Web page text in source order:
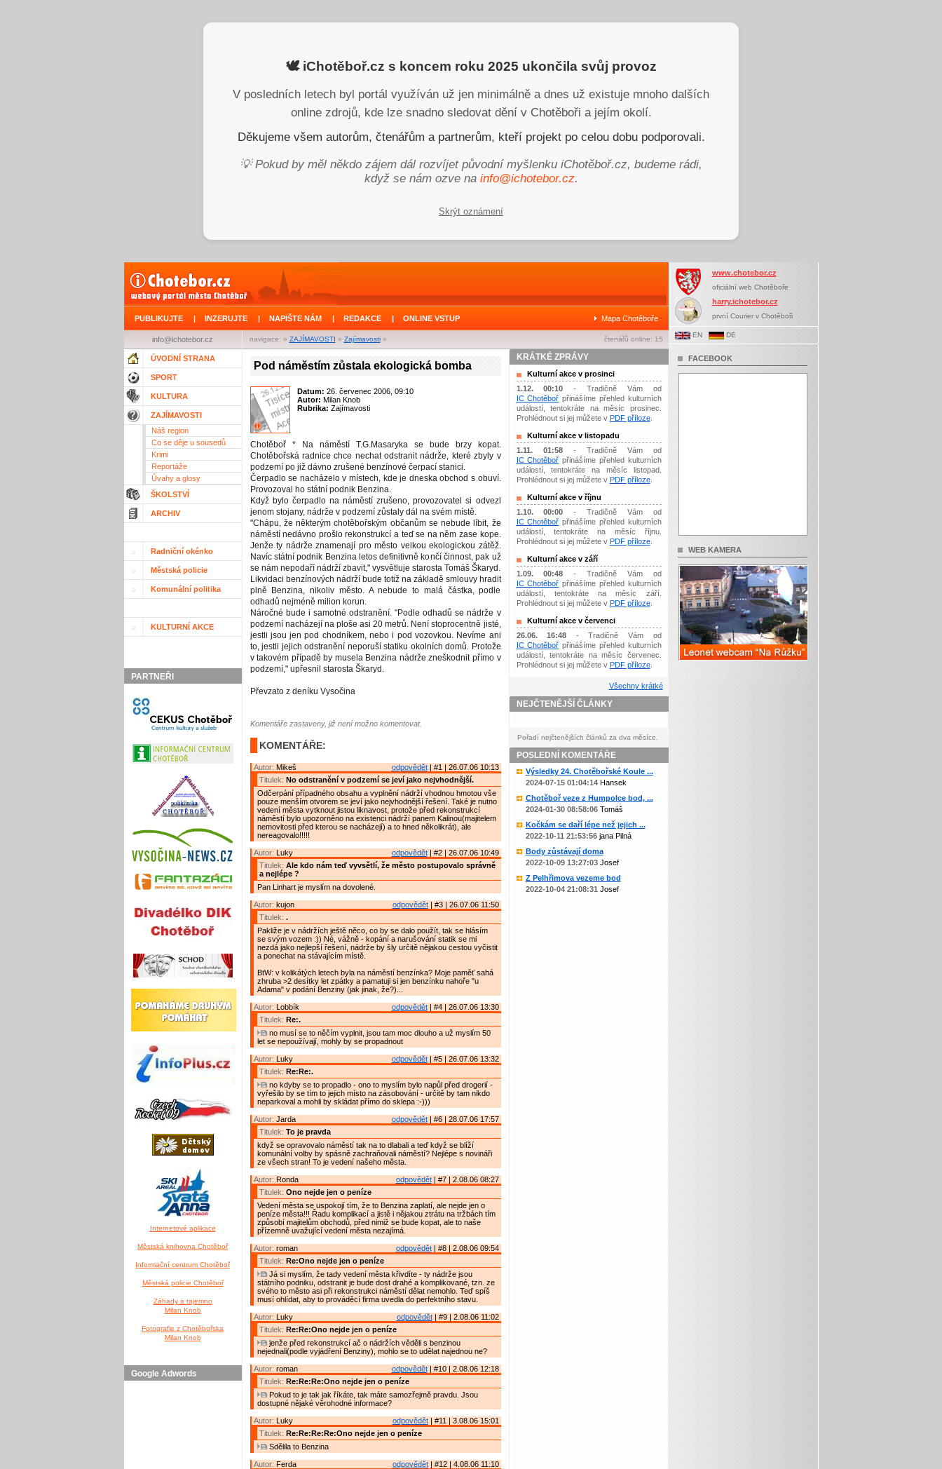
🕊️ iChotěboř.cz s koncem roku 2025 ukončila svůj provoz
V posledních letech byl portál využíván už jen minimálně a dnes už existuje mnoho dalších
online zdrojů, kde lze snadno sledovat dění v Chotěboři a jejím okolí.
Děkujeme všem autorům, čtenářům a partnerům, kteří projekt po celou dobu podporovali.
💡 Pokud by měl někdo zájem dál rozvíjet původní myšlenku iChotěboř.cz, budeme rádi,
když se nám ozve na info@ichotebor.cz.
Skrýt oznámení
PUBLIKUJTE | INZERUJTE | NAPIŠTE NÁM | REDAKCE | ONLINE VSTUP Mapa Chotěboře
navigace: » ZAJÍMAVOSTI » Zajímavosti» čtenářů online: 15
info@ichotebor.cz
ÚVODNÍ STRANA
SPORT
KULTURA
ZAJÍMAVOSTI
Náš region
Co se děje u sousedů
Krimi
Reportáže
Úvahy a glosy
ŠKOLSTVÍ
ARCHIV
Radniční okénko
Městská policie
Komunální politika
KULTURNÍ AKCE
PARTNEŘI
Internetové aplikace
Městská knihovna Chotěboř
Informační centrum Chotěboř
Městská policie Chotěboř
Záhady a tajemno
Milan Knob
Fotografie z Chotěbořska
Milan Knob
Google Adwords
Pod náměstím zůstala ekologická bomba
Datum: 26. červenec 2006, 09:10
Autor: Milan Knob
Rubrika: Zajímavosti
Chotěboř * Na náměstí T.G.Masaryka se bude brzy kopat.
Chotěbořská radnice chce nechat odstranit nádrže, které zbyly v
podzemí po již dávno zrušené benzínové čerpací stanici.
Čerpadlo se nacházelo v místech, kde je dneska obchod s obuví.
Provozoval ho státní podnik Benzina.
Když bylo čerpadlo na náměstí zrušeno, provozovatel si odvezl
jenom stojany, nádrže v podzemí zůstaly dál na svém místě.
"Chápu, že některým chotěbořským občanům se nebude líbit, že
náměstí nedávno prošlo rekonstrukcí a teď se na něm zase kope.
Jenže ty nádrže znamenají pro město velkou ekologickou zátěž.
Navíc státní podnik Benzina letos definitivně končí činnost, pak už
se nám nepodaří nádrží zbavit," vysvětluje starosta Tomáš Škaryd.
Likvidaci benzínových nádrží bude totiž na základě smlouvy hradit
plně Benzina, nikoliv město. A nebude to malá částka, podle
odhadů nejméně milion korun.
Náročné bude i samotné odstranění. "Podle odhadů se nádrže v
podzemí nacházejí na ploše asi 20 metrů. Není stoprocentně jisté,
jestli jsou jen pod chodníkem, nebo i pod vozovkou. Nevíme ani
to, jestli jejich odstranění neporuší statiku okolních domů. Protože
v takovém případě by musela Benzina nádrže zneškodnit přímo v
podzemí," upřesnil starosta Škaryd.
Převzato z deníku Vysočina
Komentáře zastaveny, již není možno komentovat.
KOMENTÁŘE:
odpovědět| #1 | 26.07.06 10:13
Autor: Mikeš
Titulek: No odstranění v podzemí se jeví jako nejvhodnější.
Odčerpání případného obsahu a vyplnění nádrží vhodnou hmotou vše
pouze menším otvorem se jeví jako nejvhodnější řešení. Také je nutno
vedení města vytknout jistou liknavost, protože před rekonstrukcí
náměstí bylo upozorněno na existenci nádrží panem Kalinou(majitelem
nemovitosti před kterou se nacházejí) a to hned několikrát), ale
nereagovalo!!!!!
odpovědět| #2 | 26.07.06 10:49
Autor: Luky
Titulek: Ale kdo nám teď vyvsětlí, že město postupovalo správně
a nejlépe ?
Pan Linhart je myslím na dovolené.
odpovědět| #3 | 26.07.06 11:50
Autor: kujon
Titulek: .
Pakliže je v nádržích ještě něco, co by se dalo použít, tak se hlásím
se svým vozem :)) Né, vážně - kopání a narušování statik se mi
nezdá jako nejlepší řešení, nádrže by šly určitě nějakou cestou vyčistit
a ponechat na stávajícím místě.
BtW: v kolikátých letech byla na náměstí benzínka? Moje paměť sahá
zhruba >2 desítky let zpátky a pamatuji si jen benzínku nahoře "u
Adama" v podání Benziny (jak jinak, že?)...
odpovědět| #4 | 26.07.06 13:30
Autor: Lobbík
Titulek: Re:.
no musí se to něčím vyplnit, jsou tam moc dlouho a už myslím 50
let se nepoužívají, mohly by se propadnout
odpovědět| #5 | 26.07.06 13:32
Autor: Luky
Titulek: Re:Re:.
no kdyby se to propadlo - ono to myslím bylo napůl před drogerií -
vyřešilo by se tím to jejich místo na zásobování - určitě by tam nikdo
neparkoval a mohli by skládat přímo do sklepa :-)))
odpovědět| #6 | 28.07.06 17:57
Autor: Jarda
Titulek: To je pravda
když se opravovalo náměstí tak na to dlabali a teď když se blíží
komunální volby by spásně zachraňovali náměstí? Nejlépe s novináři
ze všech stran! To je vedení našeho města.
odpovědět| #7 | 2.08.06 08:27
Autor: Ronda
Titulek: Ono nejde jen o peníze
Vedení města se uspokojí tím, že to Benzina zaplatí, ale nejde jen o
peníze města!!! Řadu komplikací a jistě i nějakou ztrátu na tržbách tím
způsobí majitelům obchodů, před nimiž se bude kopat, ale to naše
přízemně uvažující vedení města nezajímá.
odpovědět| #8 | 2.08.06 09:54
Autor: roman
Titulek: Re:Ono nejde jen o peníze
Já si myslím, že tady vedení města křivdíte - ty nádrže jsou
státního podniku, odstranit je bude dost drahé a komplikované, tzn. ze
svého to město asi při rekonstrukci náměstí dělat nemohlo. Teď spíš
musí ohlídat, aby to prováděcí firma uvedla do perfektního stavu.
odpovědět| #9 | 2.08.06 11:02
Autor: Luky
Titulek: Re:Re:Ono nejde jen o peníze
jenže před rekonstrukcí ač o nádržích věděli s benzinou
nejednali(podle vyjádření Benziny), mohlo se to udělat najednou ne?
odpovědět| #10 | 2.08.06 12:18
Autor: roman
Titulek: Re:Re:Re:Ono nejde jen o peníze
Pokud to je tak jak říkáte, tak máte samozřejmě pravdu. Jsou
dostupné nějaké věrohodné informace?
odpovědět| #11 | 3.08.06 15:01
Autor: Luky
Titulek: Re:Re:Re:Re:Ono nejde jen o peníze
Sdělila to Benzina
odpovědět| #12 | 4.08.06 11:10
Autor: Ferda
KRÁTKÉ ZPRÁVY
Kulturní akce v prosinci
1.12. 00:10 - Tradičně Vám od
IC Chotěboř přinášíme přehled kulturních
událostí, tentokráte na měsíc prosinec.
Prohlédnout si jej můžete v PDF příloze.
Kulturní akce v listopadu
1.11. 01:58- Tradičně Vám od
IC Chotěboř přinášíme přehled kulturních
událostí, tentokráte na měsíc listopad.
Prohlédnout si jej můžete v PDF příloze.
Kulturní akce v říjnu
1.10. 00:00 - Tradičně Vám od
IC Chotěboř přinášíme přehled kulturních
událostí, tentokráte na měsíc říjnu.
Prohlédnout si jej můžete v PDF příloze.
Kulturní akce v září
1.09. 00:48 - Tradičně Vám od
IC Chotěboř přinášíme přehled kulturních
událostí, tentokráte na měsíc září.
Prohlédnout si jej můžete v PDF příloze.
Kulturní akce v červenci
26.06. 16:48 - Tradičně Vám od
IC Chotěboř přinášíme přehled kulturních
událostí, tentokráte na měsíc červenec.
Prohlédnout si jej můžete v PDF příloze.
Všechny krátké
NEJČTENĚJŠÍ ČLÁNKY
Pořadí nejčtenějších článků za dva měsíce.
POSLEDNÍ KOMENTÁŘE
Výsledky 24. Chotěbořské Koule ...
2024-07-15 01:04:14Hansek
Chotěboř veze z Humpolce bod, ...
2024-01-30 08:58:06Tomáš
Kočkám se daří lépe než jejich ...
2022-10-11 21:53:56jana Pilná
Body zůstávají doma
2022-10-09 13:27:03Josef
Z Pelhřimova vezeme bod
2022-10-04 21:08:31 Josef
www.chotebor.cz
oficiální web Chotěboře
harry.ichotebor.cz
první Courier v Chotěboři
EN DE
FACEBOOK
WEB KAMERA